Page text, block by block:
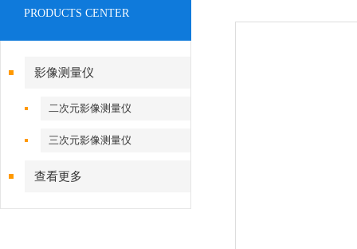
PRODUCTS CENTER
影像测量仪
二次元影像测量仪
三次元影像测量仪
查看更多